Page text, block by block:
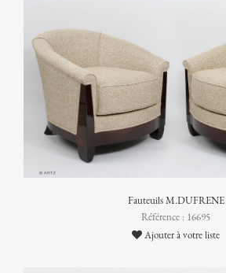
Fauteuils M.DUFRENE
Référence : 16695
Ajouter à votre liste